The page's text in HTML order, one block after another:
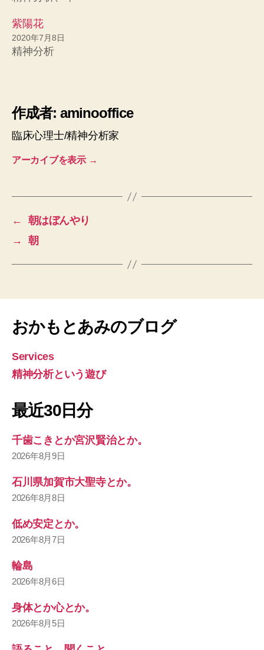
紫陽花
2020年7月8日
精神分析
作成者: aminooffice
臨床心理士/精神分析家
アーカイブを表示 →
←
朝はぼんやり
→
朝
おかもとあみのブログ
Services
精神分析という遊び
最近30日分
千歯こきとか宮沢賢治とか。
2026年8月9日
石川県加賀市大聖寺とか。
2026年8月8日
低め安定とか。
2026年8月7日
輪島
2026年8月6日
身体とか心とか。
2026年8月5日